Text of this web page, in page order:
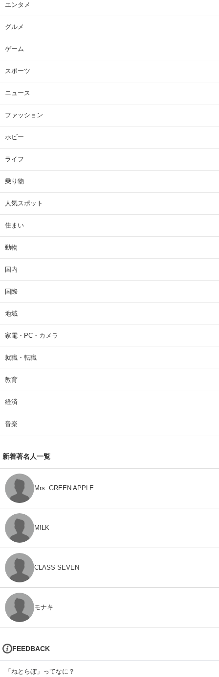
エンタメ
グルメ
ゲーム
スポーツ
ニュース
ファッション
ホビー
ライフ
乗り物
人気スポット
住まい
動物
国内
国際
地域
家電・PC・カメラ
就職・転職
教育
経済
音楽
新着著名人一覧
Mrs. GREEN APPLE
M!LK
CLASS SEVEN
モナキ
FEEDBACK
「ねとらぼ」ってなに？